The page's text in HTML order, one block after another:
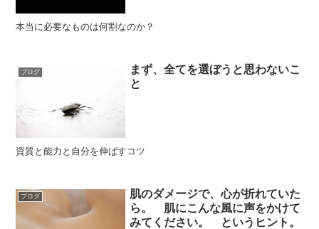
本当に必要なものは何割なのか？
ブログ
まず、全てを選ぼうと思わないこ
と
資質と能力と自分を伸ばすコツ
ブログ
肌のダメージで、心が折れていた
ら。 肌にこんな風に声をかけて
みてください。 というヒント。